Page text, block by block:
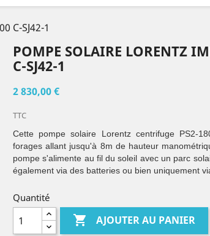
C-SJ42-1
POMPE SOLAIRE LORENTZ
C-SJ42-1
2 830,00 €
TTC
Cette pompe solaire Lorentz centrifuge PS2-
forages allant jusqu'à 8m de hauteur
pompe s'alimente au fil du soleil avec un parc
également via des batteries ou bien uniquement
Quantité
 AJOUTER AU PANIER